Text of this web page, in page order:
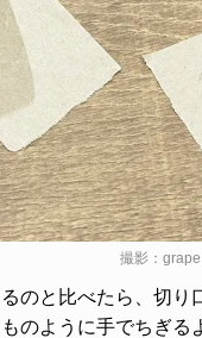
撮影：
のと比べたら、切り
のように手でちぎる